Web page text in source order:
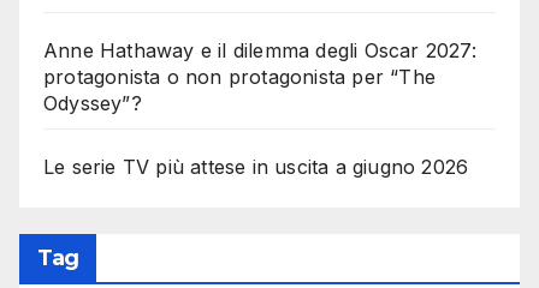
Anne Hathaway e il dilemma degli Oscar 2027:
protagonista o non protagonista per “The
Odyssey”?
Le serie TV più attese in uscita a giugno 2026
Tag